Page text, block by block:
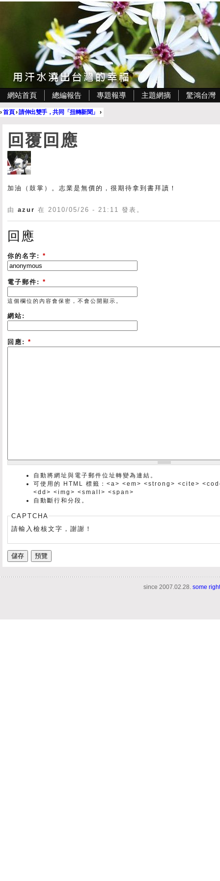
網站首頁 總編報告 專題報導 主題網摘 驚鴻台灣
›首頁›請伸出雙手，共同「扭轉新聞」 ›
回覆回應
加油（鼓掌）。志業是無價的，很期待拿到書拜讀！
由 azur 在 2010/05/26 - 21:11 發表。
回應
你的名字: *
電子郵件: *
這個欄位的內容會保密，不會公開顯示。
網站:
回應: *
自動將網址與電子郵件位址轉變為連結。
可使用的 HTML 標籤：<a> <em> <strong> <cite>
<dd> <img> <small> <span>
自動斷行和分段。
CAPTCHA
請輸入檢核文字，謝謝！
since 2007.02.28. some